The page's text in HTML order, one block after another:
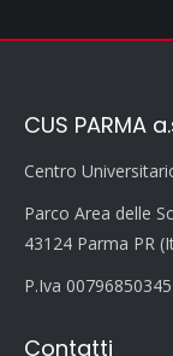
CUS PARMA
Centro
Parco Area delle
43124 Parma PR
P.Iva 00796850345
Contatti